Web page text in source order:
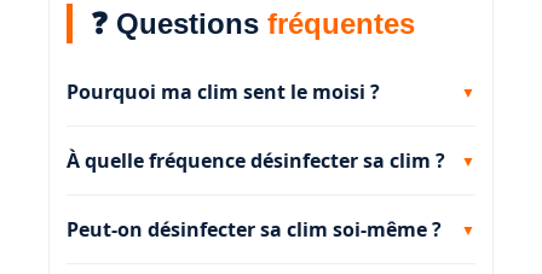
❓ Questions fréquentes
Pourquoi ma clim sent le moisi ?
À quelle fréquence désinfecter sa clim ?
Peut-on désinfecter sa clim soi-même ?